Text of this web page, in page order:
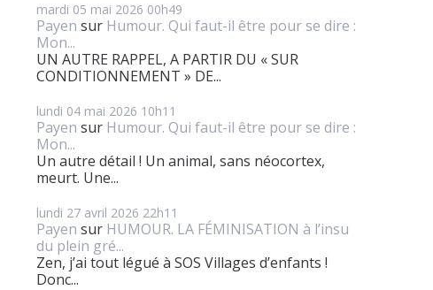
mardi 05 mai 2026 00h49
Payen sur Humour. Qui faut-il être pour se dire :
Mon...
UN AUTRE RAPPEL, A PARTIR DU « SUR
CONDITIONNEMENT » DE...
lundi 04 mai 2026 10h11
Payen sur Humour. Qui faut-il être pour se dire :
Mon...
Un autre détail ! Un animal, sans néocortex,
meurt. Une...
lundi 27 avril 2026 22h11
Payen sur HUMOUR. LA FÉMINISATION à l’insu
du plein gré...
Zen, j’ai tout légué à SOS Villages d’enfants !
Donc...